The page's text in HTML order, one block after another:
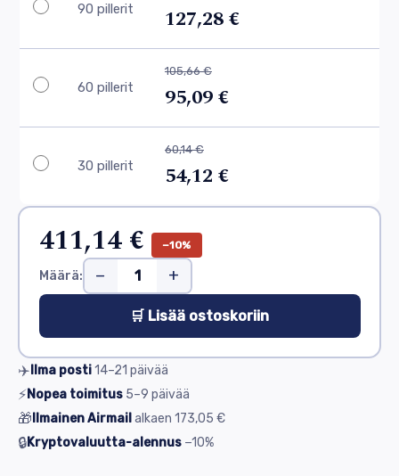
90 pillerit 127,28 €
60 pillerit
105,66 €
95,09 €
30 pillerit
60,14 €
54,12 €
411,14 € −10%
Määrä: − +
🛒 Lisää ostoskoriin
✈️Ilma posti14–21 päivää
⚡Nopea toimitus 5–9 päivää
🎁Ilmainen Airmailalkaen 173,05 €
🔒Kryptovaluutta-alennus −10%